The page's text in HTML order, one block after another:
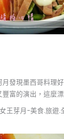
發現墨西哥料理
富的演出，這麼